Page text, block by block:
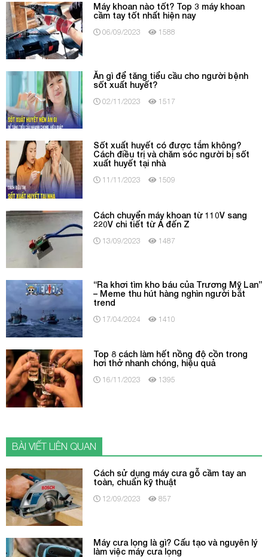
Máy khoan nào tốt? Top 3 máy khoan
cầm tay tốt nhất hiện nay
06/09/2023 1588
Ăn gì để tăng tiểu cầu cho người bệnh
sốt xuất huyết?
02/11/2023 1517
Sốt xuất huyết có được tắm không?
Cách điều trị và chăm sóc người bị sốt
xuất huyết tại nhà
11/11/2023 1509
Cách chuyển máy khoan từ 110V sang
220V chi tiết từ A đến Z
13/09/2023 1487
“Ra khơi tìm kho báu của Trương Mỹ Lan”
– Meme thu hút hàng nghìn người bắt
trend
17/04/2024 1410
Top 8 cách làm hết nồng độ cồn trong
hơi thở nhanh chóng, hiệu quả
16/11/2023 1395
BÀI VIẾT LIÊN QUAN
Cách sử dụng máy cưa gỗ cầm tay an
toàn, chuẩn kỹ thuật
12/09/2023 857
Máy cưa lọng là gì? Cấu tạo và nguyên lý
làm việc máy cưa lọng